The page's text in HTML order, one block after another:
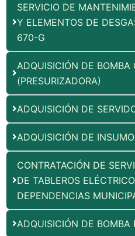
SERVICIO DE
Y ELEMENTOS DE
670-G
ADQUISICIÓN DE BOMBA
(PRESURIZADORA)
ADQUISICIÓN DE
ADQUISICIÓN DE
CONTRATACIÓN DE
DE TABLEROS
DEPENDENCIAS
ADQUISICIÓN DE BOMBA